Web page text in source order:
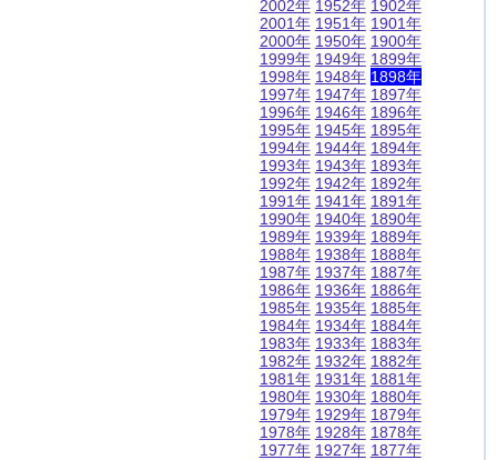
2002年
2001年
2000年
1999年
1998年
1997年
1996年
1995年
1994年
1993年
1992年
1991年
1990年
1989年
1988年
1987年
1986年
1985年
1984年
1983年
1982年
1981年
1980年
1979年
1978年
1977年
1952年
1951年
1950年
1949年
1948年
1947年
1946年
1945年
1944年
1943年
1942年
1941年
1940年
1939年
1938年
1937年
1936年
1935年
1934年
1933年
1932年
1931年
1930年
1929年
1928年
1927年
1902年
1901年
1900年
1899年
1898年
1897年
1896年
1895年
1894年
1893年
1892年
1891年
1890年
1889年
1888年
1887年
1886年
1885年
1884年
1883年
1882年
1881年
1880年
1879年
1878年
1877年